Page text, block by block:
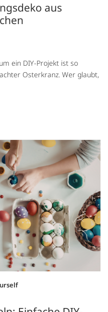
aus
ein DIY-Projekt ist so
Osterkranz. Wer glaubt,